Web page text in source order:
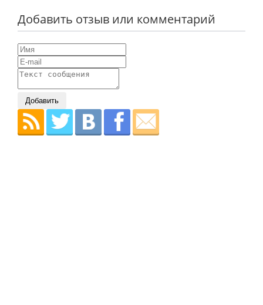
Добавить отзыв или комментарий
Добавить